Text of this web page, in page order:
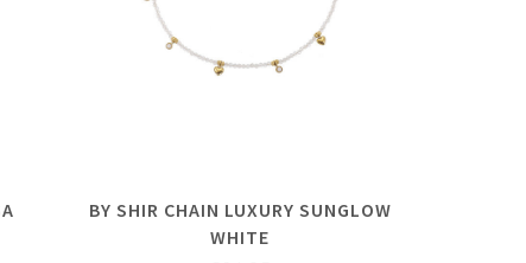
BY SHIR CHAIN LUXURY SUNGLOW
WHITE